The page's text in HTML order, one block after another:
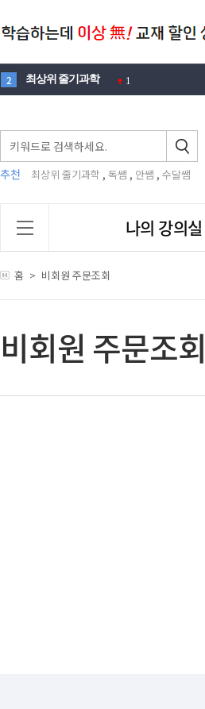
2 최상위 줄기과학 1
4 1
5 뉴턴
6 노벨 1
맛있는
10 영재원
추천 최상위 줄기과학 , 독쌤 , 안쌤 , 수달쌤
나의 강의실
홈 > 비회원 주문조회
비회원 주문조회